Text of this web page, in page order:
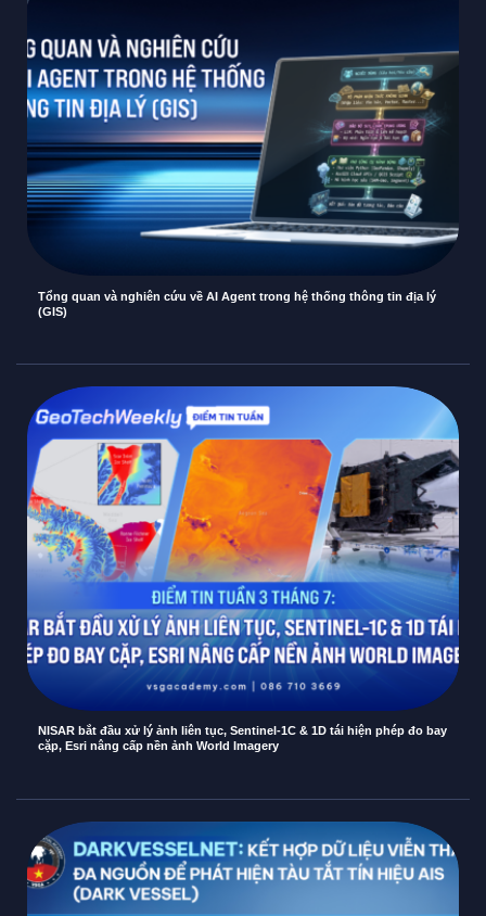
Tổng quan và nghiên cứu về AI Agent trong hệ thống thông tin địa lý
(GIS)
NISAR bắt đầu xử lý ảnh liên tục, Sentinel-1C & 1D tái hiện phép đo bay
cặp, Esri nâng cấp nền ảnh World Imagery